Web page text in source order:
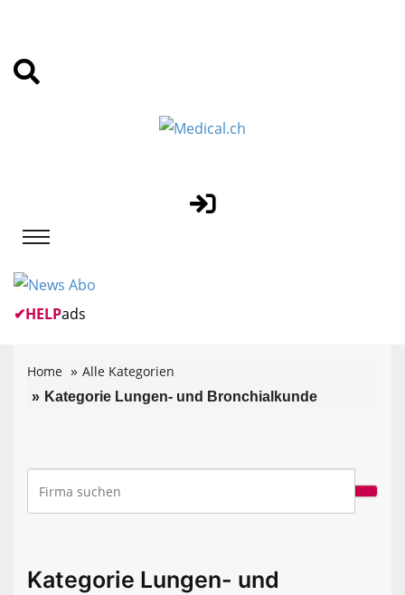
✔HELPads
Home Alle Kategorien
Kategorie Lungen- und Bronchialkunde
Kategorie Lungen- und